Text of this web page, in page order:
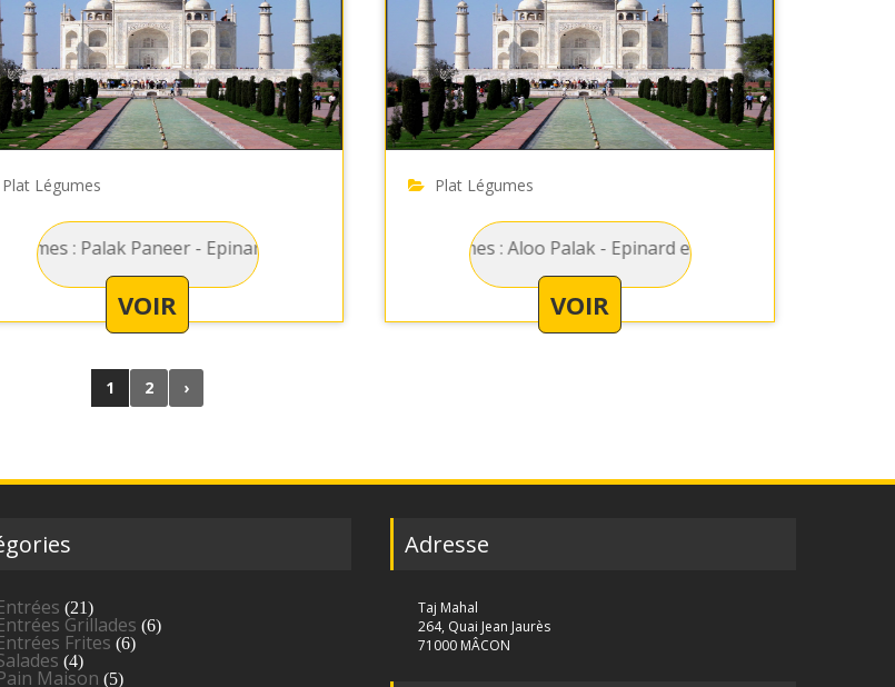
sauce curry
Plat Légumes
Paneer - Epinard préparer avec fromage et sauce curry
VOIR
Plat Légumes
Légumes : Aloo Palak - Epinard et pomme de terre dans une sauce
VOIR
1 2 ›
(21)
Grillades (6)
Frites (6)
(4)
Maison (5)
Adresse
Taj Mahal
264, Quai Jean Jaurès
71000 MÂCON